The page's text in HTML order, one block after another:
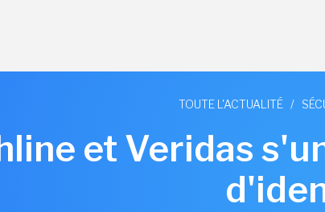
TOUTE L'ACTUALITÉ /
et Veridas